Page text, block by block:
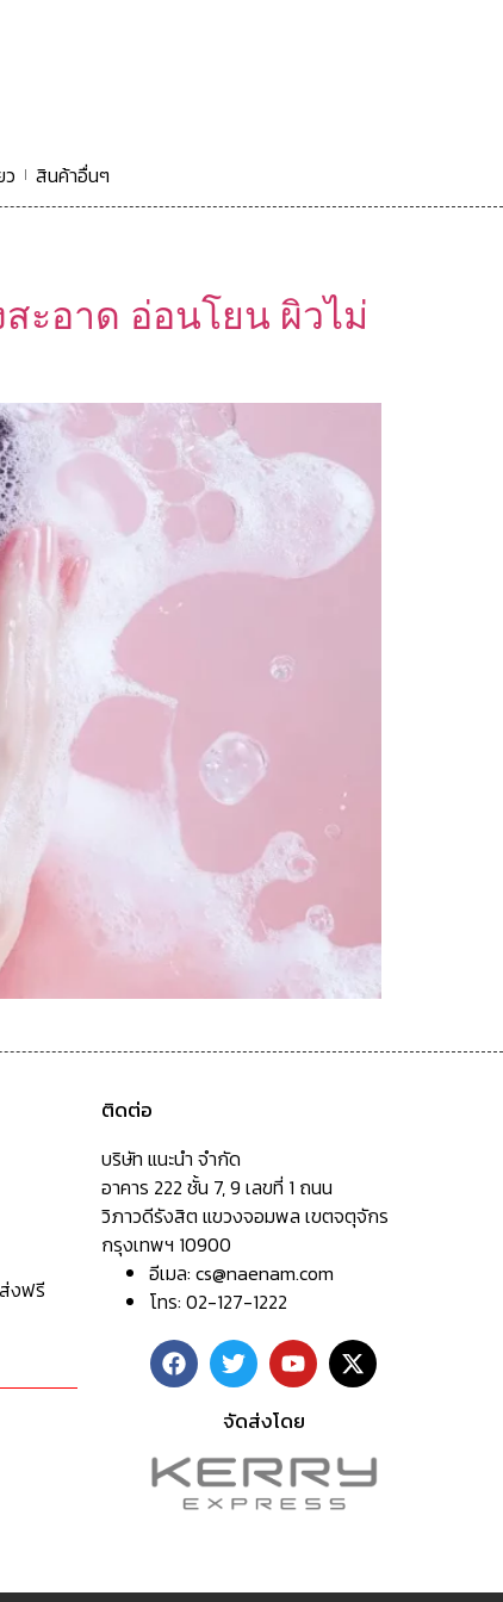
สินค้าอื่นๆ
ะอาด อ่อนโยน ผิวไม่
งฟรี
ติดต่อ
บริษัท แนะนำ จำกัด
อาคาร 222 ชั้น 7, 9 เลขที่ 1 ถนน
วิภาวดีรังสิต แขวงจอมพล เขตจตุจักร
กรุงเทพฯ 10900
อีเมล: cs@naenam.com
โทร: 02-127-1222
จัดส่งโดย